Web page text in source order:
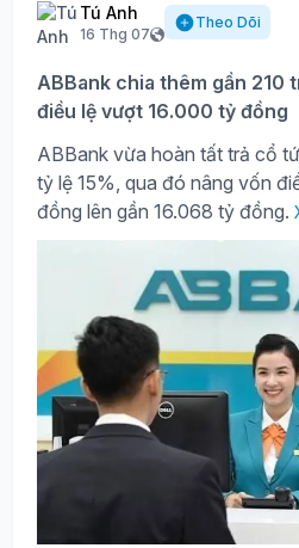
Tú Anh
16 Thg 07
Theo Dõi
ABBank chia thêm gần 210
điều lệ vượt 16.000 tỷ đồng
ABBank vừa hoàn tất trả cổ
tỷ lệ 15%, qua đó nâng vốn
đồng lên gần 16.068 tỷ đồng.